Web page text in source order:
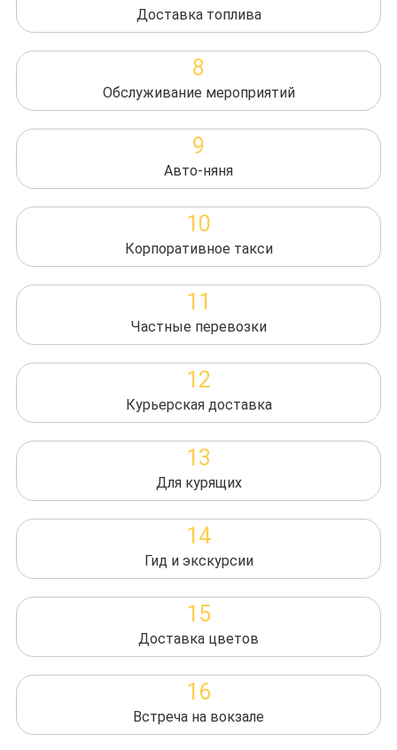
Доставка топлива
8
Обслуживание мероприятий
9
Авто-няня
10
Корпоративное такси
11
Частные перевозки
12
Курьерская доставка
13
Для курящих
14
Гид и экскурсии
15
Доставка цветов
16
Встреча на вокзале